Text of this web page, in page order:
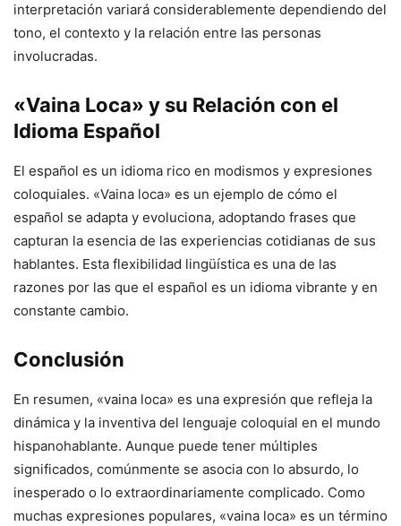
interpretación variará considerablemente dependiendo del
tono, el contexto y la relación entre las personas
involucradas.
«Vaina Loca» y su Relación con el
Idioma Español
El español es un idioma rico en modismos y expresiones
coloquiales. «Vaina loca» es un ejemplo de cómo el
español se adapta y evoluciona, adoptando frases que
capturan la esencia de las experiencias cotidianas de sus
hablantes. Esta flexibilidad lingüística es una de las
razones por las que el español es un idioma vibrante y en
constante cambio.
Conclusión
En resumen, «vaina loca» es una expresión que refleja la
dinámica y la inventiva del lenguaje coloquial en el mundo
hispanohablante. Aunque puede tener múltiples
significados, comúnmente se asocia con lo absurdo, lo
inesperado o lo extraordinariamente complicado. Como
muchas expresiones populares, «vaina loca» es un término